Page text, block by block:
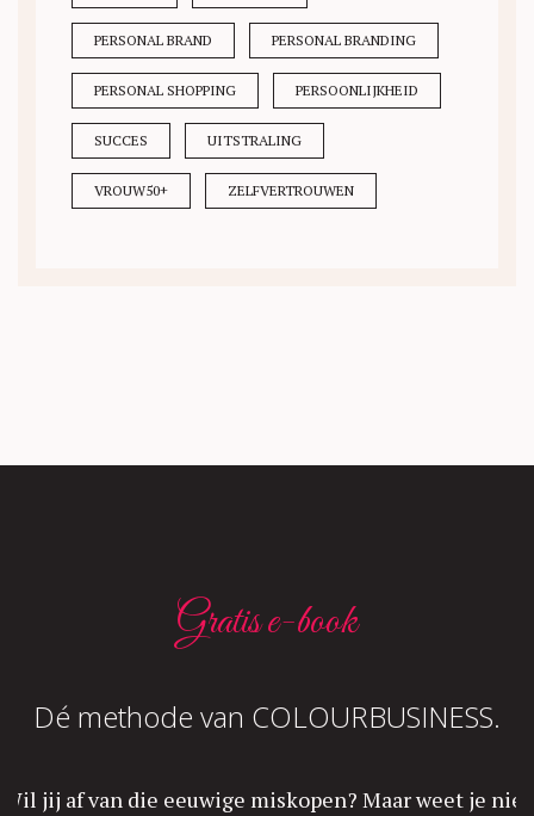
PERSONAL BRAND PERSONAL BRANDING
PERSONAL SHOPPING PERSOONLIJKHEID
SUCCES UITSTRALING
VROUW50+ ZELFVERTROUWEN
Gratis e-book
Dé methode van COLOURBUSINESS.
Wil jij af van die eeuwige miskopen? Maar weet je niet